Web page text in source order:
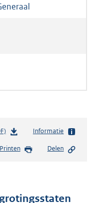
b
s
Informatie
Printen Delen